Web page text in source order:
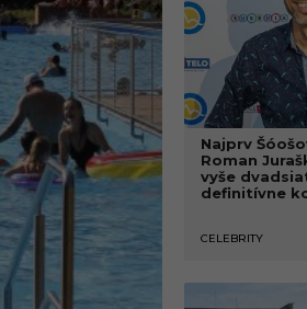
Najprv
Roman
vyše
definitívne
CELEBRITY